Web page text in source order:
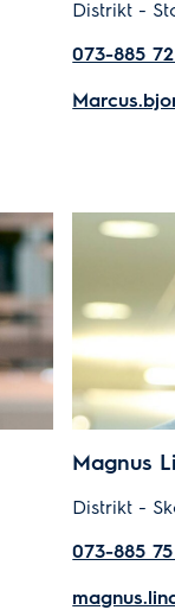
Distrikt -
073-885
Magnus
Distrikt -
073-885